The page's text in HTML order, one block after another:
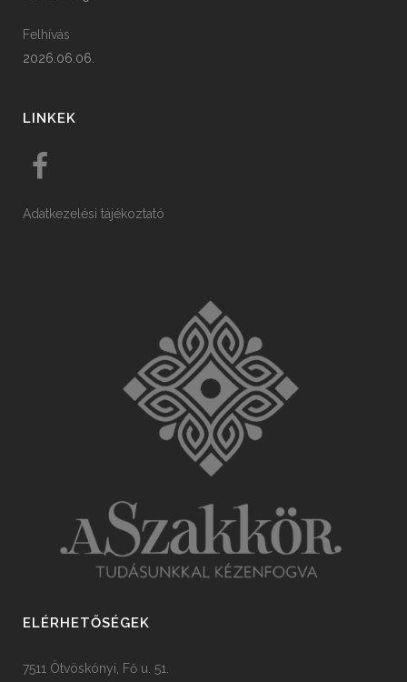
Felhívás
2026.06.06.
LINKEK
Adatkezelési tájékoztató
ELÉRHETŐSÉGEK
7511 Ötvöskónyi, Fő u. 51.